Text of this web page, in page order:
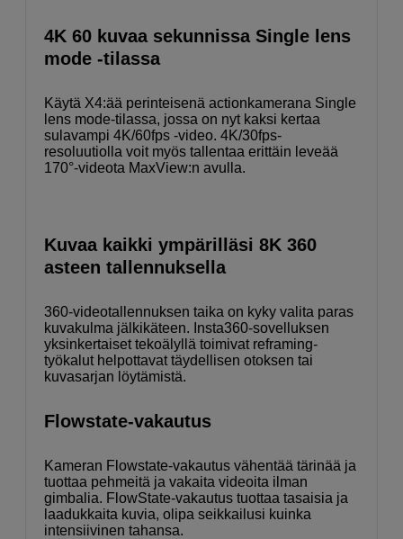
4K 60 kuvaa sekunnissa Single lens
mode -tilassa
Käytä X4:ää perinteisenä actionkamerana Single
lens mode-tilassa, jossa on nyt kaksi kertaa
sulavampi 4K/60fps -video. 4K/30fps-
resoluutiolla voit myös tallentaa erittäin leveää
170°-videota MaxView:n avulla.
Kuvaa kaikki ympärilläsi 8K 360
asteen tallennuksella
360-videotallennuksen taika on kyky valita paras
kuvakulma jälkikäteen. Insta360-sovelluksen
yksinkertaiset tekoälyllä toimivat reframing-
työkalut helpottavat täydellisen otoksen tai
kuvasarjan löytämistä.
Flowstate-vakautus
Kameran Flowstate-vakautus vähentää tärinää ja
tuottaa pehmeitä ja vakaita videoita ilman
gimbalia. FlowState-vakautus tuottaa tasaisia ja
laadukkaita kuvia, olipa seikkailusi kuinka
intensiivinen tahansa.